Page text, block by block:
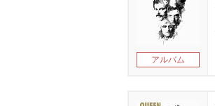
アルバム